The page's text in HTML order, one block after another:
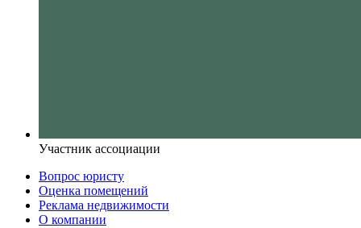
Участник ассоциации
Вопрос юристу
Оценка помещений
Реклама недвижимости
О компании